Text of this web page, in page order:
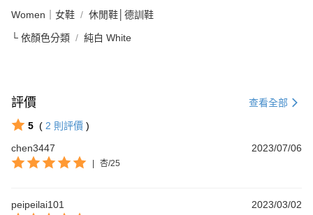
Women｜女鞋 休閒鞋│德訓鞋
└ 依顏色分類 純白 White
評價 查看全部
5 ( 2 則評價 )
chen3447
2023/07/06
杏/25
peipeilai101 2023/03/02